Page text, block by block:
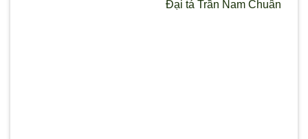
Đại tá Trần Nam Chuân